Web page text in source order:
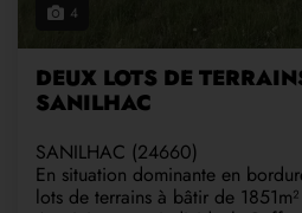
4
DEUX LOTS DE
SANILHAC
SANILHAC (24660)
En situation dominante en
lots de terrains à bâtir de